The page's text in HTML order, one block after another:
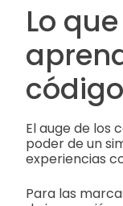
Lo
El auge de los
poder de un
experiencias
Para las